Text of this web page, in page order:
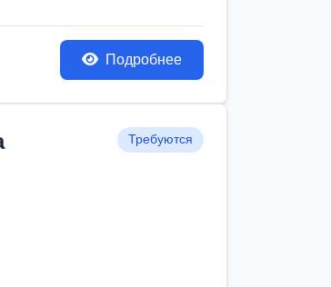
Подробнее
Требуются